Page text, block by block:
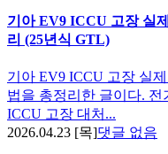
기아 EV9 ICCU 고장 실
리 (25년식 GTL)
기아 EV9 ICCU 고장 실
법을 총정리한 글이다.
ICCU 고장 대처...
2026.04.23 [목]댓글 없음